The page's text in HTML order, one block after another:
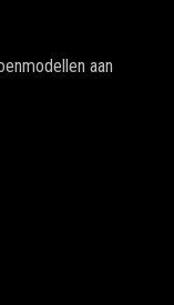
aan